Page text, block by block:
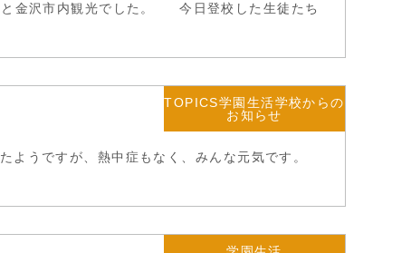
金沢市内観光でした。 今日登校した生徒たち
TOPICS学園生活学校からの
お知らせ
ようですが、熱中症もなく、みんな元気です。